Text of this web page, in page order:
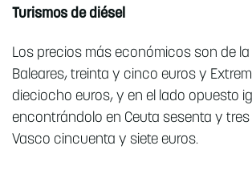
Turismos de diésel
Los precios más económicos son de
Baleares, treinta y cinco euros y
dieciocho euros, y en el lado opuesto
encontrándolo en Ceuta sesenta y tres
Vasco cincuenta y siete euros.